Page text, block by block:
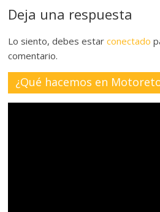
Deja una respuesta
Lo siento, debes estarconectado
comentario.
¿Qué hacemos en